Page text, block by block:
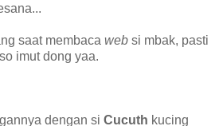
saat membaca web si mbak, pasti
imut dong yaa.
dengan si Cucuth kucing